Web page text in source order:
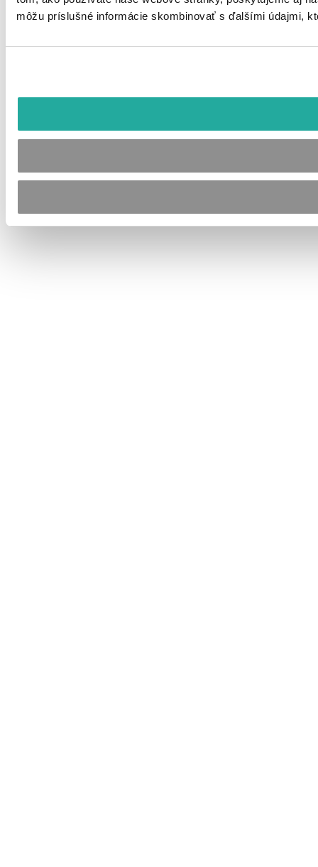
môžu príslušné informácie skombinovať s ďalšími údajmi,